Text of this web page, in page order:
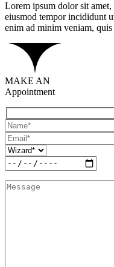
Lorem ipsum dolor sit
eiusmod tempor incididunt
enim ad minim veniam,
MAKE AN
Appointment